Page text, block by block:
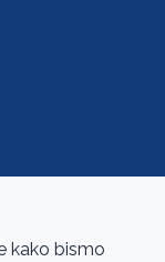
kako bismo